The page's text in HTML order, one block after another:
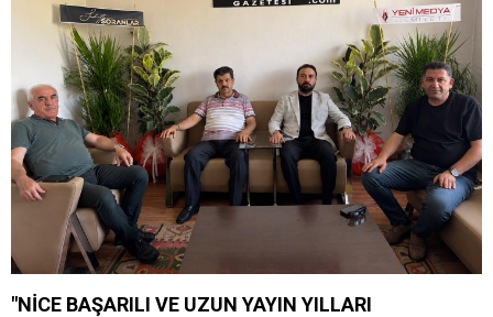
"NİCE BAŞARILI VE UZUN YAYIN YILLARI